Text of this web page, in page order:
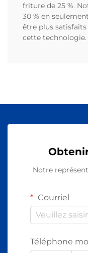
friture de 25 %.
30 % en
être plus
cette technologie.
Notre
Courriel
Téléphone